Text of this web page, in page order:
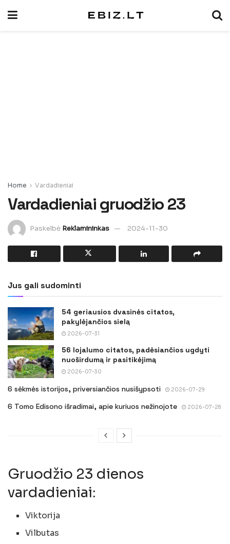
Home Vardadieniai
Vardadieniai gruodžio 23
Paskelbė Reklamininkas 2024-11-30
Jus gali sudominti
54 geriausios dvasinės citatos,
pakylėjančios sielą
2026-07-31
56 lojalumo citatos, padėsiančios ugdyti
nuoširdumą ir pasitikėjimą
2026-07-30
6 sėkmės istorijos, priversiančios nusišypsoti 2026-07-29
6 Tomo Edisono išradimai, apie kuriuos nežinojote 2026-07-28
Gruodžio 23 dienos
vardadieniai:
Viktorija
Vilbutas